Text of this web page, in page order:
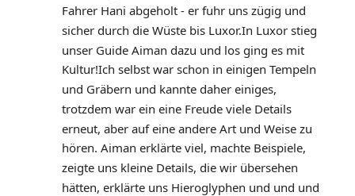
Fahrer Hani abgeholt - er fuhr uns zügig und
sicher durch die Wüste bis Luxor.In Luxor stieg
unser Guide Aiman dazu und los ging es mit
Kultur!Ich selbst war schon in einigen Tempeln
und Gräbern und kannte daher einiges,
trotzdem war ein eine Freude viele Details
erneut, aber auf eine andere Art und Weise zu
hören. Aiman erklärte viel, machte Beispiele,
zeigte uns kleine Details, die wir übersehen
hätten, erklärte uns Hieroglyphen und und und